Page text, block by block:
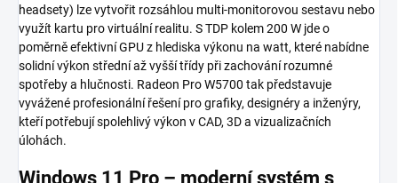
headsety) lze vytvořit rozsáhlou multi-monitorovou sestavu nebo
využít kartu pro virtuální realitu. S TDP kolem 200 W jde o
poměrně efektivní GPU z hlediska výkonu na watt, které nabídne
solidní výkon střední až vyšší třídy při zachování rozumné
spotřeby a hlučnosti. Radeon Pro W5700 tak představuje
vyvážené profesionální řešení pro grafiky, designéry a inženýry,
kteří potřebují spolehlivý výkon v CAD, 3D a vizualizačních
úlohách.
Windows 11 Pro – moderní systém s